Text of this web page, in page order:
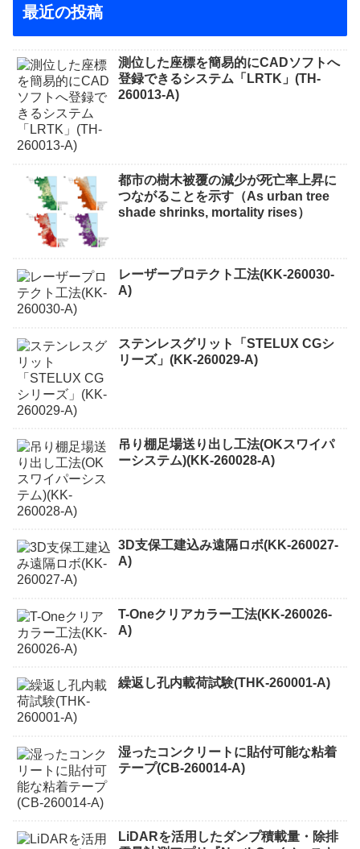
最近の投稿
測位した座標を簡易的にCADソフトへ
登録できるシステム「LRTK」(TH-
260013-A)
都市の樹木被覆の減少が死亡率上昇に
つながることを示す（As urban tree
shade shrinks, mortality rises）
レーザープロテクト⼯法(KK-260030-
A)
ステンレスグリット「STELUX CGシ
リーズ」(KK-260029-A)
吊り棚足場送り出し工法(OKスワイパ
ーシステム)(KK-260028-A)
3D支保工建込み遠隔ロボ(KK-260027-
A)
T-Oneクリアカラー工法(KK-260026-
A)
繰返し孔内載荷試験(THK-260001-A)
湿ったコンクリートに貼付可能な粘着
テープ(CB-260014-A)
LiDARを活用したダンプ積載量・除排